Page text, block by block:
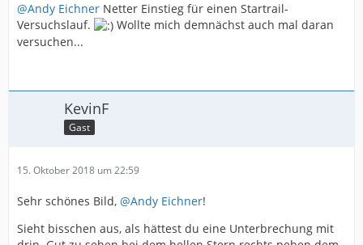
@Andy Eichner Netter Einstieg für einen Startrail-
Versuchslauf.
Wollte mich demnächst auch mal daran
versuchen...
KevinF
Gast
15. Oktober 2018 um 22:59
Sehr schönes Bild, @Andy Eichner!
Sieht bisschen aus, als hättest du eine Unterbrechung mit